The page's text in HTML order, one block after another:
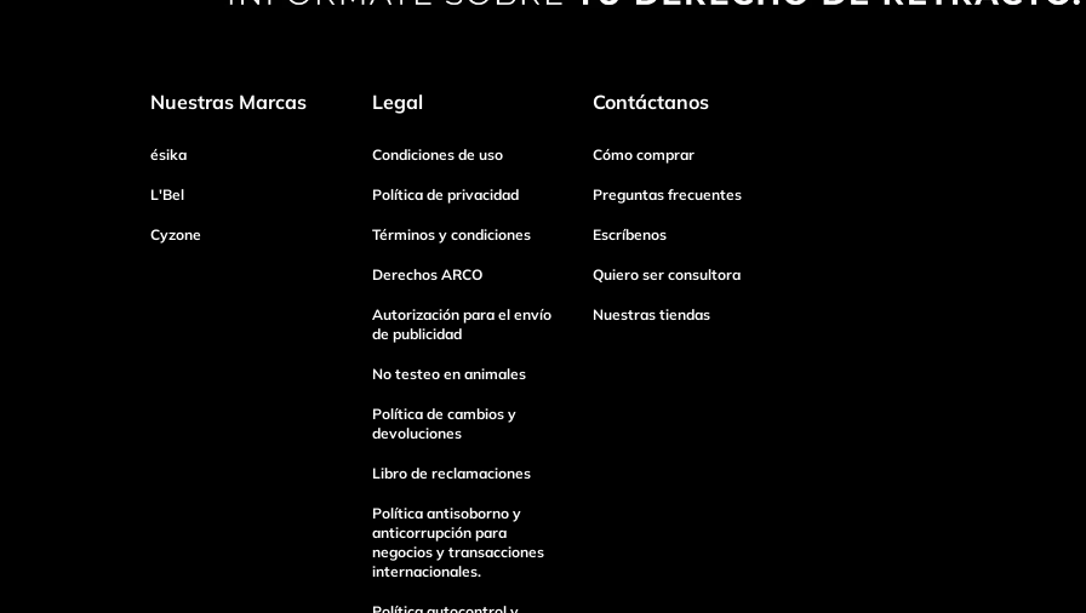
Escribe un comentario
Enviar Comentario
Nuestras Marcas
ésika
L'Bel
Cyzone
Legal
Condiciones de uso
Política de privacidad
Términos y condiciones
Derechos ARCO
Autorización para el envío
de publicidad
No testeo en animales
Política de cambios y
devoluciones
Libro de reclamaciones
Política antisoborno y
anticorrupción para
negocios y transacciones
internacionales.
Contáctanos
Cómo comprar
Preguntas frecuentes
Escríbenos
Quiero ser consultora
Nuestras tiendas